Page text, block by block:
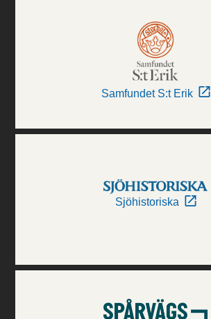
Samfundet S:t Erik
Sjöhistoriska